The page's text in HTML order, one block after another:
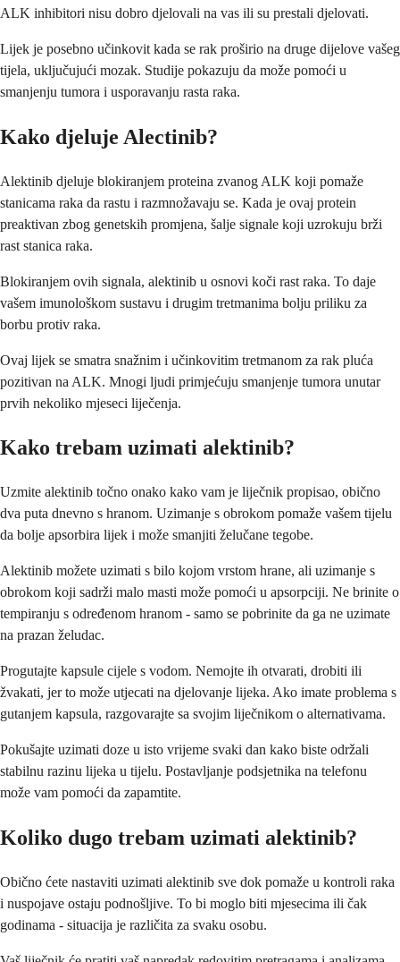
ALK inhibitori nisu dobro djelovali na vas ili su prestali djelovati.
Lijek je posebno učinkovit kada se rak proširio na druge dijelove vašeg
tijela, uključujući mozak. Studije pokazuju da može pomoći u
smanjenju tumora i usporavanju rasta raka.
Kako djeluje Alectinib?
Alektinib djeluje blokiranjem proteina zvanog ALK koji pomaže
stanicama raka da rastu i razmnožavaju se. Kada je ovaj protein
preaktivan zbog genetskih promjena, šalje signale koji uzrokuju brži
rast stanica raka.
Blokiranjem ovih signala, alektinib u osnovi koči rast raka. To daje
vašem imunološkom sustavu i drugim tretmanima bolju priliku za
borbu protiv raka.
Ovaj lijek se smatra snažnim i učinkovitim tretmanom za rak pluća
pozitivan na ALK. Mnogi ljudi primjećuju smanjenje tumora unutar
prvih nekoliko mjeseci liječenja.
Kako trebam uzimati alektinib?
Uzmite alektinib točno onako kako vam je liječnik propisao, obično
dva puta dnevno s hranom. Uzimanje s obrokom pomaže vašem tijelu
da bolje apsorbira lijek i može smanjiti želučane tegobe.
Alektinib možete uzimati s bilo kojom vrstom hrane, ali uzimanje s
obrokom koji sadrži malo masti može pomoći u apsorpciji. Ne brinite o
tempiranju s određenom hranom - samo se pobrinite da ga ne uzimate
na prazan želudac.
Progutajte kapsule cijele s vodom. Nemojte ih otvarati, drobiti ili
žvakati, jer to može utjecati na djelovanje lijeka. Ako imate problema s
gutanjem kapsula, razgovarajte sa svojim liječnikom o alternativama.
Pokušajte uzimati doze u isto vrijeme svaki dan kako biste održali
stabilnu razinu lijeka u tijelu. Postavljanje podsjetnika na telefonu
može vam pomoći da zapamtite.
Koliko dugo trebam uzimati alektinib?
Obično ćete nastaviti uzimati alektinib sve dok pomaže u kontroli raka
i nuspojave ostaju podnošljive. To bi moglo biti mjesecima ili čak
godinama - situacija je različita za svaku osobu.